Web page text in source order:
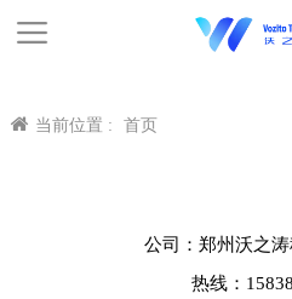
当前位置 : 首页
公司：郑州沃之
热线：